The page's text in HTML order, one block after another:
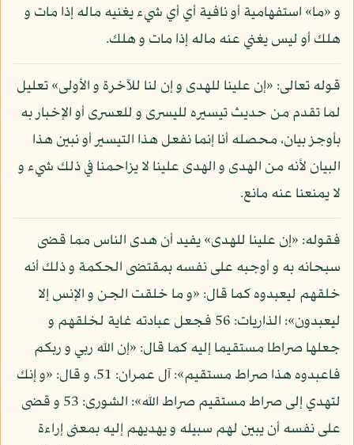
و «ما» استفهامية أو نافية أي أي شيء يغنيه ماله إذا مات و
هلك أو ليس يغني عنه ماله إذا مات و هلك.
قوله تعالى: «إن علينا للهدى و إن لنا للآخرة و الأولى» تعليل
لما تقدم من حديث تيسيره لليسرى و للعسرى أو الإخبار به
بأوجز بيان، محصله أنا إنما نفعل هذا التيسير أو نبين هذا
البيان لأنه من الهدى و الهدى علينا لا يزاحمنا في ذلك شيء و
لا يمنعنا عنه مانع.
فقوله: «إن علينا للهدى» يفيد أن هدى الناس مما قضى
سبحانه به و أوجبه على نفسه بمقتضى الحكمة و ذلك أنه
خلقهم ليعبدوه كما قال: «و ما خلقت الجن و الإنس إلا
ليعبدون»: الذاريات: 56 فجعل عبادته غاية لخلقهم و
جعلها صراطا مستقيما إليه كما قال: «إن الله ربي و ربكم
فاعبدوه هذا صراط مستقيم»: آل عمران: 51، و قال: «و إنك
لتهدي إلى صراط مستقيم صراط الله»: الشورى: 53 و قضى
على نفسه أن يبين لهم سبيله و يهديهم إليه بمعنى إراءة